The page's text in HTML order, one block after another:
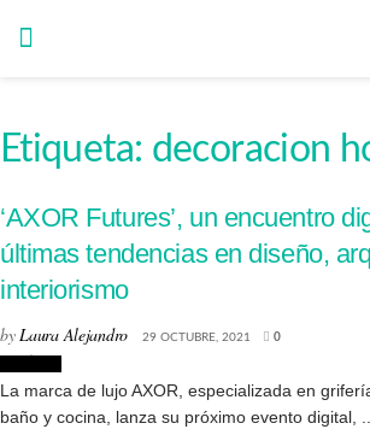
Etiqueta: decoracion
‘AXOR Futures’, un encuentro
últimas tendencias en diseño,
interiorismo
byLaura Alejandro 29 OCTUBRE, 2021 0
La marca de lujo AXOR, especializada en
baño y cocina, lanza su próximo evento digital, ...